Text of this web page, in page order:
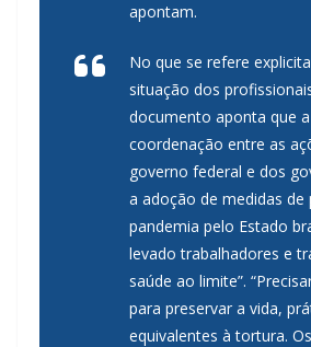
apontam.
No que se refere
situação dos
documento aponta que
coordenação entre as
governo federal e dos
a adoção de medidas de
pandemia pelo Estado
levado trabalhadores e
saúde ao limite”.
para preservar a vida,
equivalentes à tortura.